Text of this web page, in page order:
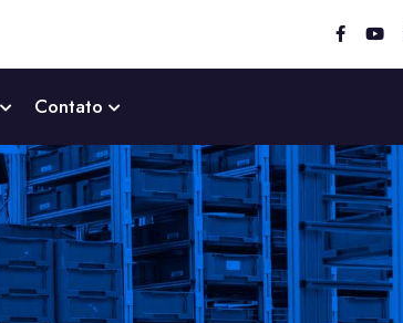
Contato